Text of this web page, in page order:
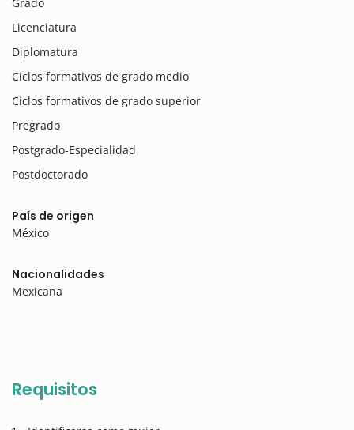
Licenciatura
Diplomatura
Ciclos formativos de grado medio
Ciclos formativos de grado superior
Pregrado
Postgrado-Especialidad
Postdoctorado
País de origen
México
Nacionalidades
Mexicana
Requisitos